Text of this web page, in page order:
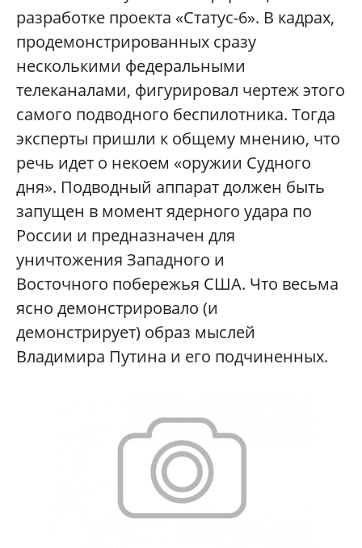
разработке проекта «Статус-6». В кадрах,
продемонстрированных сразу
несколькими федеральными
телеканалами, фигурировал чертеж этого
самого подводного беспилотника. Тогда
эксперты пришли к общему мнению, что
речь идет о некоем «оружии Судного
дня». Подводный аппарат должен быть
запущен в момент ядерного удара по
России и предназначен для
уничтожения Западного и
Восточного побережья США. Что весьма
ясно демонстрировало (и
демонстрирует) образ мыслей
Владимира Путина и его подчиненных.